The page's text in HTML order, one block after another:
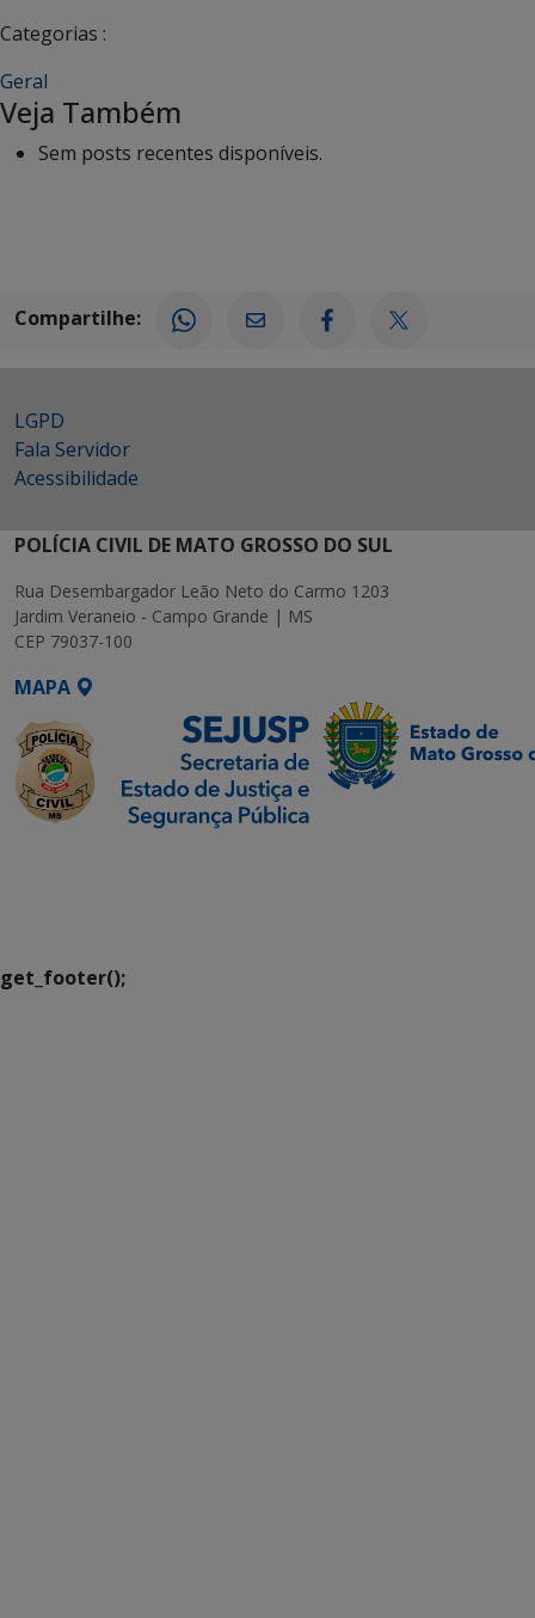
Categorias :
Geral
Veja Também
Sem posts recentes disponíveis.
Compartilhe:
LGPD
Fala Servidor
Acessibilidade
POLÍCIA CIVIL DE MATO GROSSO DO SUL
Rua Desembargador Leão Neto do Carmo 1203
Jardim Veraneio - Campo Grande | MS
CEP 79037-100
MAPA
get_footer();